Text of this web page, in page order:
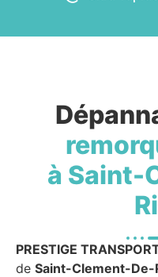
à Saint-
PRESTIGE
de Saint-Clement-De-